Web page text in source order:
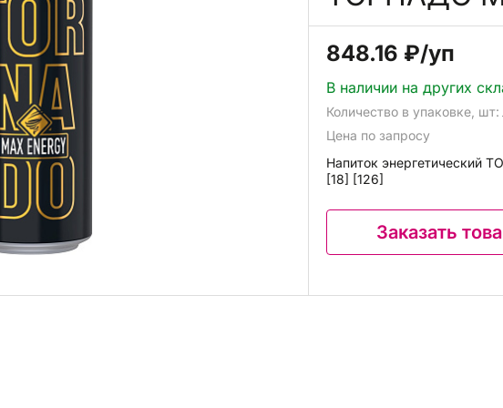
848.16 ₽/уп
В наличии на других
Количество в упаковке, шт:
Цена по запросу
Напиток
[18] [126]
Заказать